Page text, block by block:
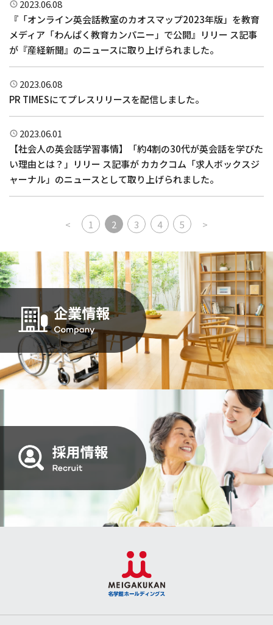
2023.06.08
『「オンライン英会話教室のカオスマップ2023年版」を教育
メディア「わんぱく教育カンパニー」で公開』リリー ス記事
が『産経新聞』のニュースに取り上げられました。
2023.06.08
PR TIMESにてプレスリリースを配信しました。
2023.06.01
【社会人の英会話学習事情】「約4割の30代が英会話を学びた
い理由とは？」リリー ス記事が カカクコム「求人ボックスジ
ャーナル」のニュースとして取り上げられました。
投稿ナビゲーション
< 1 2 3 4 5 >